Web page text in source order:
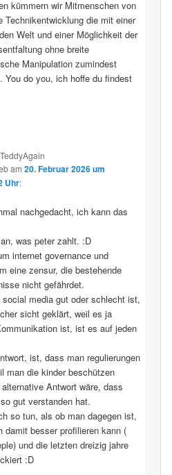
kümmern wir Mitmenschen von
Technikentwicklung die mit einer
Welt und einer Möglichkeit der
ohne breite
Manipulation zumindest
You do you, ich hoffe du findest
am20. Februar 2026 um
Uhr:
nachgedacht, ich kann das
was peter zahlt. :D
internet governance und
eine zensur, die bestehende
nicht gefährdet.
social media gut oder schlecht ist,
sicht geklärt, weil es ja
ist, ist es auf jeden
ist, dass man regulierungen
man die kinder beschützen
Antwort wäre, dass
gut verstanden hat.
so tun, als ob man dagegen ist,
damit besser profilieren kann (
und die letzten dreizig jahre
:D